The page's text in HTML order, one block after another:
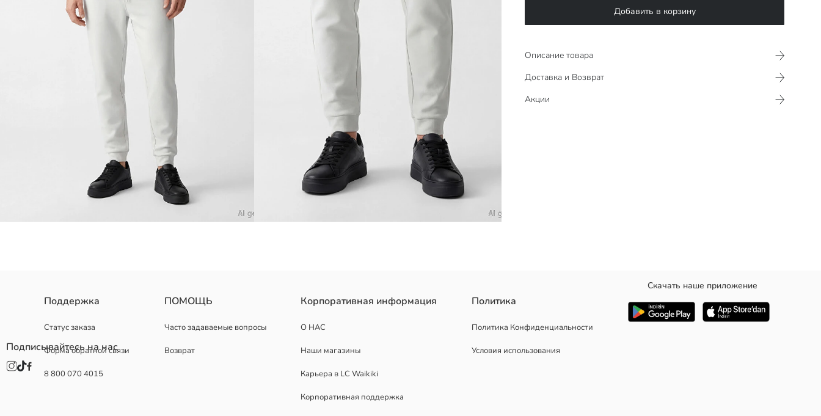
Добавить в корзину
Описание товара
Доставка и Возврат
Акции
Основная Ткань:
Страна происхождения:
Продавец:
Поддержка
Статус заказа
Форма обратной связи
8 800 070 4015
ПОМОЩЬ
Часто задаваемые вопросы
Возврат
Корпоративная информация
О НАС
Наши магазины
Карьера в LC Waikiki
Корпоративная поддержка
Политика
Политика Конфиденциальности
Условия использования
Скачать наше приложение
Подписывайтесь на нас